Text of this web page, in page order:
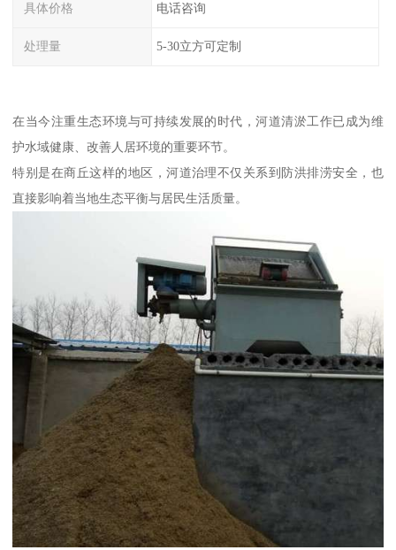
具体价格 电话咨询
处理量 5-30立方可定制
在当今注重生态环境与可持续发展的时代，河道清淤工作已成为维
护水域健康、改善人居环境的重要环节。
特别是在商丘这样的地区，河道治理不仅关系到防洪排涝安全，也
直接影响着当地生态平衡与居民生活质量。